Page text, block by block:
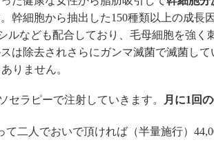
幹細胞から抽出した150種類以上の成長
ルなども配合しており、毛母細胞を強く
は除去されさらにガンマ滅菌で滅菌し
りません。
セラピーで注射していきます。 月に1回
二人でおいで頂ければ（半量施行）